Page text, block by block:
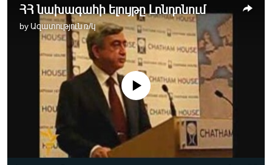
ՀՀ նախագահի ելույթը Լոնդոնում
by Ազատություն ռ/կ
No media source currently available